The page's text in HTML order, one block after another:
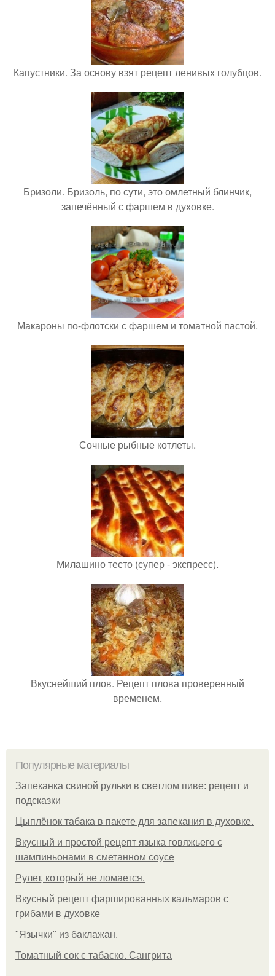
Капустники. За основу взят рецепт ленивых голубцов.
Бризоли. Бризоль, по сути, это омлетный блинчик,
запечённый с фаршем в духовке.
Макароны по-флотски с фаршем и томатной пастой.
Сочные рыбные котлеты.
Милашино тесто (супер - экспресс).
Вкуснейший плов. Рецепт плова проверенный
временем.
Популярные материалы
Запеканка свиной рульки в светлом пиве: рецепт и
подсказки
Цыплёнок табака в пакете для запекания в духовке.
Вкусный и простой рецепт языка говяжьего с
шампиньонами в сметанном соусе
Рулет, который не ломается.
Вкусный рецепт фаршированных кальмаров с
грибами в духовке
"Язычки" из баклажан.
Томатный сок с табаско. Сангрита